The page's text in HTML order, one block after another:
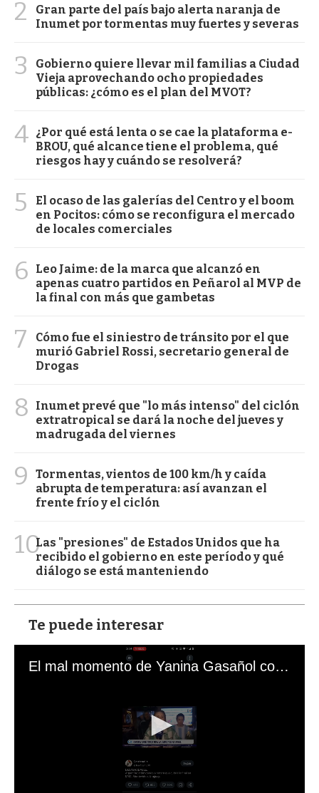
2
Gran parte del país bajo alerta naranja de
Inumet por tormentas muy fuertes y severas
3
Gobierno quiere llevar mil familias a Ciudad
Vieja aprovechando ocho propiedades
públicas: ¿cómo es el plan del MVOT?
4 ¿Por qué está lenta o se cae la plataforma e-
BROU, qué alcance tiene el problema, qué
riesgos hay y cuándo se resolverá?
5
El ocaso de las galerías del Centro y el boom
en Pocitos: cómo se reconfigura el mercado
de locales comerciales
6
Leo Jaime: de la marca que alcanzó en
apenas cuatro partidos en Peñarol al MVP de
la final con más que gambetas
7
Cómo fue el siniestro de tránsito por el que
murió Gabriel Rossi, secretario general de
Drogas
8
Inumet prevé que "lo más intenso" del ciclón
extratropical se dará la noche del jueves y
madrugada del viernes
9
Tormentas, vientos de 100 km/h y caída
abrupta de temperatura: así avanzan el
frente frío y el ciclón
10Las "presiones" de Estados Unidos que ha
recibido el gobierno en este período y qué
diálogo se está manteniendo
Te puede interesar
El mal momento de Yanina Gasañol con un hincha argentino en "Subrayado"